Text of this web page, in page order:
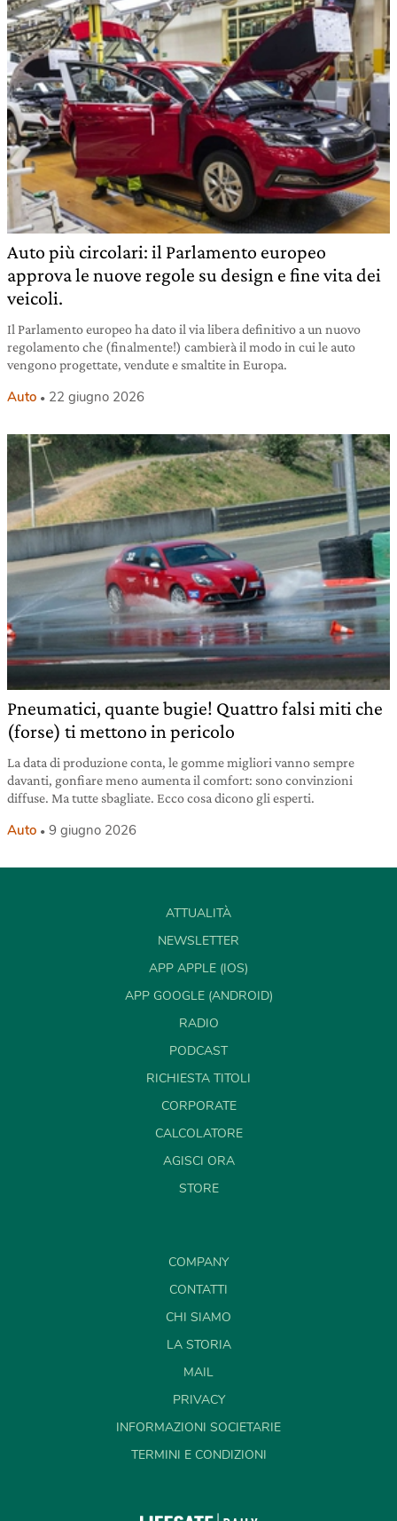
Auto più circolari: il Parlamento europeo
approva le nuove regole su design e fine vita dei
veicoli.
Il Parlamento europeo ha dato il via libera definitivo a un nuovo
regolamento che (finalmente!) cambierà il modo in cui le auto
vengono progettate, vendute e smaltite in Europa.
Auto 22 giugno 2026
Pneumatici, quante bugie! Quattro falsi miti che
(forse) ti mettono in pericolo
La data di produzione conta, le gomme migliori vanno sempre
davanti, gonfiare meno aumenta il comfort: sono convinzioni
diffuse. Ma tutte sbagliate. Ecco cosa dicono gli esperti.
Auto 9 giugno 2026
ATTUALITÀ
NEWSLETTER
APP APPLE (IOS)
APP GOOGLE (ANDROID)
RADIO
PODCAST
RICHIESTA TITOLI
CORPORATE
CALCOLATORE
AGISCI ORA
STORE
COMPANY
CONTATTI
CHI SIAMO
LA STORIA
MAIL
PRIVACY
INFORMAZIONI SOCIETARIE
TERMINI E CONDIZIONI